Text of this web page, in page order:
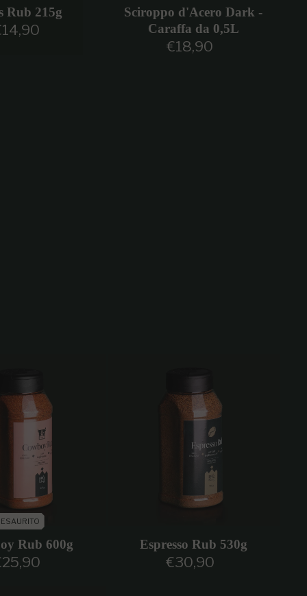
Rub 215g
regolare
Sciroppo d'Acero Dark -
Caraffa da 0,5L
Prezzo regolare
€18,90
ESAURITO
Rub 600g
regolare
Espresso Rub 530g
Prezzo regolare
€30,90